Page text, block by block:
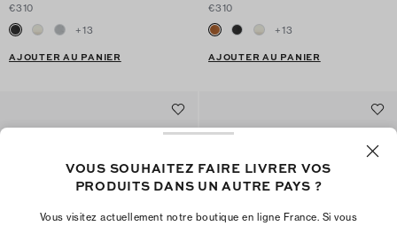
€310
+13
AJOUTER AU PANIER
€310
+13
AJOUTER AU PANIER
VOUS SOUHAITEZ FAIRE LIVRER VOS
PRODUITS DANS UN AUTRE PAYS ?
Vous visitez actuellement notre boutique en ligne France. Si vous